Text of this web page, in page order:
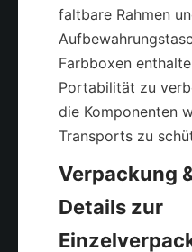
faltbare Rahmen
Farbboxen
Portabilität zu
die Komponenten
Verpackung
Details zur